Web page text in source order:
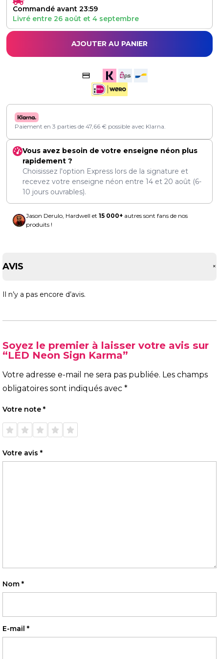
Commandé avant 23:59
Livré entre 26 août et 4 septembre
AJOUTER AU PANIER
Paiement en 3 parties de 47,66 € possible avec Klarna.
Vous avez besoin de votre enseigne néon plus
rapidement ?
Choisissez l'option Express lors de la signature et
recevez votre enseigne néon entre 14 et 20 août (6-
10 jours ouvrables).
Jason Derulo, Hardwell et 15 000+ autres sont fans de nos
produits !
AVIS +
Il n’y a pas encore d’avis.
Soyez le premier à laisser votre avis sur
“LED Neon Sign Karma”
Votre adresse e-mail ne sera pas publiée. Les champs
obligatoires sont indiqués avec *
Votre note *
1 étoile
sur 5
2 étoiles
sur 5
3 étoiles
sur 5
4 étoiles
sur 5
5 étoiles
sur 5
Votre avis *
Nom *
E-mail *